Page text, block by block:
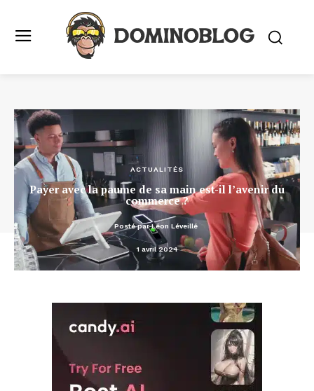
ACTUALITÉS
Payer avec la paume de sa main est-il l’avenir du
commerce ?
Posté par Léon Léveillé
1 avril 2024